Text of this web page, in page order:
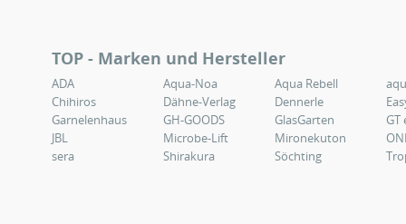
TOP - Marken und Hersteller
ADA Aqua-Noa Aqua Rebell
Chihiros
Dähne-Verlag Dennerle
Garnelenhaus
GH-GOODS GlasGarten
GT
JBL
Microbe-Lift Mironekuton
sera
Shirakura Söchting